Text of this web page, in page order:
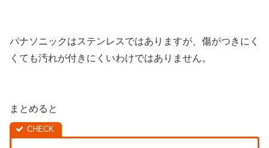
パナソニックはステンレスではありますが、傷がつきにく
くても汚れが付きにくいわけではありません。
まとめると